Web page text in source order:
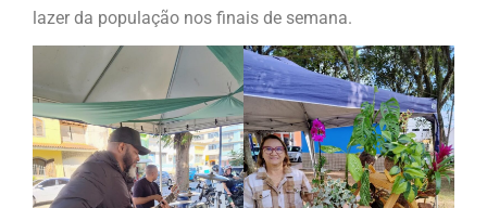
lazer da população nos finais de semana.